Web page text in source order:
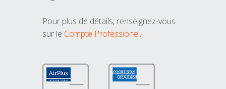
Pour plus de détails, renseignez-vous
sur le Compte Professionel.